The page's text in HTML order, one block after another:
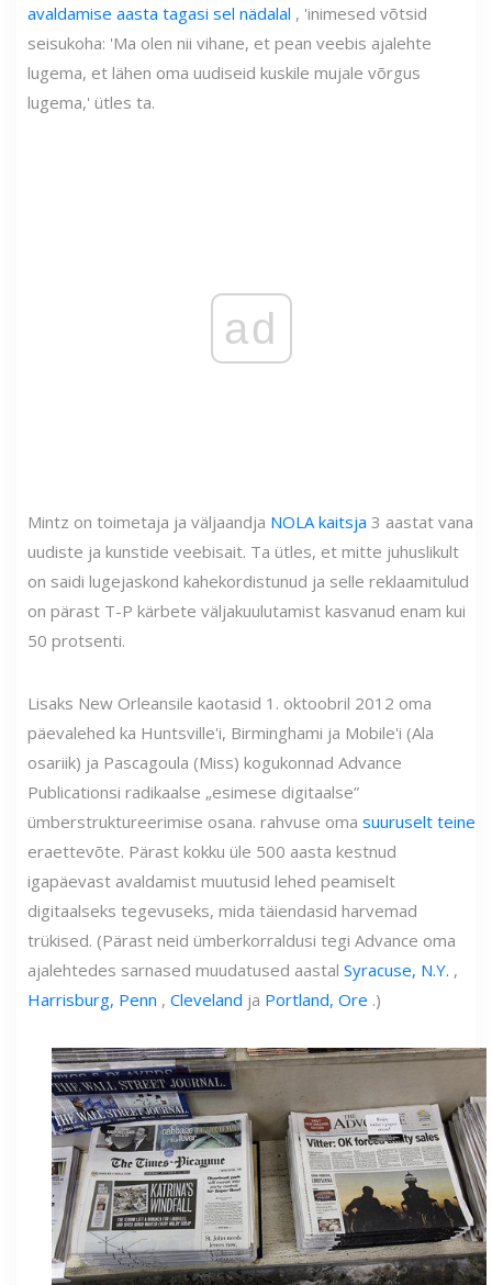
avaldamise aasta tagasi sel nädalal , 'inimesed võtsid
seisukoha: 'Ma olen nii vihane, et pean veebis ajalehte
lugema, et lähen oma uudiseid kuskile mujale võrgus
lugema,' ütles ta.
ad
Mintz on toimetaja ja väljaandja NOLA kaitsja 3 aastat vana
uudiste ja kunstide veebisait. Ta ütles, et mitte juhuslikult
on saidi lugejaskond kahekordistunud ja selle reklaamitulud
on pärast T-P kärbete väljakuulutamist kasvanud enam kui
50 protsenti.
Lisaks New Orleansile kaotasid 1. oktoobril 2012 oma
päevalehed ka Huntsville'i, Birminghami ja Mobile'i (Ala
osariik) ja Pascagoula (Miss) kogukonnad Advance
Publicationsi radikaalse „esimese digitaalse”
ümberstruktureerimise osana. rahvuse oma suuruselt teine
eraettevõte. Pärast kokku üle 500 aasta kestnud
igapäevast avaldamist muutusid lehed peamiselt
digitaalseks tegevuseks, mida täiendasid harvemad
trükised. (Pärast neid ümberkorraldusi tegi Advance oma
ajalehtedes sarnased muudatused aastal Syracuse, N.Y. ,
Harrisburg, Penn , Cleveland ja Portland, Ore .)